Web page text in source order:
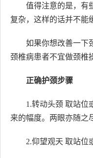
值得注意的是，有
复杂，这样的话并不能
如果你想改善一下
颈椎病患者不宜做颈椎
正确护颈步骤
1.转动头颈 取站位
来的幅度。两眼亦随之
2.仰望观天 取站位